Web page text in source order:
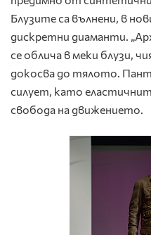
Блузите са вълнени, в
дискретни диаманти.
се облича в меки блузи,
докосва до тялото.
силует, като
свобода на движението.